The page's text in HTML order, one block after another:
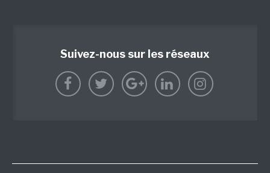
Suivez-nous sur les réseaux